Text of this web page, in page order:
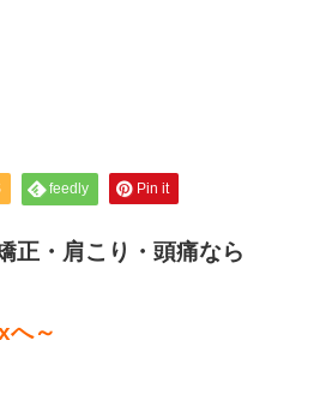
feedly Pin it
正・肩こり・頭痛なら
へ～